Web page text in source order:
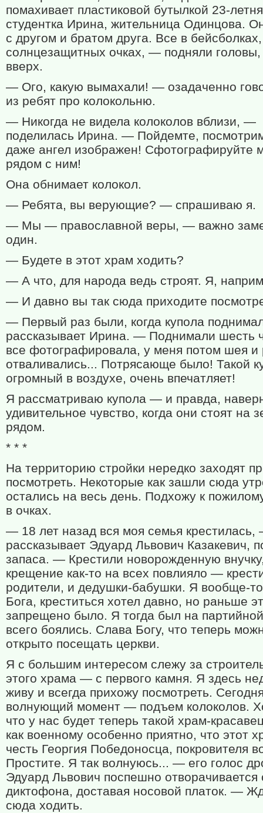
помахивает пластиковой бутылкой 23-
студентка Ирина, жительница Одинцова.
с другом и братом друга. Все в
солнцезащитных очках, — подняли головы,
вверх.
— Ого, какую вымахали! — озадаченно
из ребят про колокольню.
— Никогда не видела колоколов вблизи, —
поделилась Ирина. — Пойдемте,
даже ангел изображен! Сфотографируйте
рядом с ним!
Она обнимает колокол.
— Ребята, вы верующие? — спрашиваю я.
— Мы — православной веры, — важно
один.
— Будете в этот храм ходить?
— А что, для народа ведь строят. Я,
— И давно вы так сюда приходите
— Первый раз были, когда купола
рассказывает Ирина. — Поднимали шесть
все фотографировала, у меня потом шея и
отваливались... Потрясающе было! Такой
огромный в воздухе, очень впечатляет!
Я рассматриваю купола — и правда,
удивительное чувство, когда они стоят на
рядом.
* * *
На территорию стройки нередко заходят
посмотреть. Некоторые как зашли сюда
остались на весь день. Подхожу к
в очках.
— 18 лет назад вся моя семья крестилась,
рассказывает Эдуард Львович Казакевич,
запаса. — Крестили новорожденную
крещение как-то на всех повлияло —
родители, и дедушки-бабушки. Я вообще-
Бога, креститься хотел давно, но раньше
запрещено было. Я тогда был на
всего боялись. Слава Богу, что теперь
открыто посещать церкви.
Я с большим интересом слежу за
этого храма — с первого камня. Я здесь
живу и всегда прихожу посмотреть.
волнующий момент — подъем колоколов.
что у нас будет теперь такой храм-
как военному особенно приятно, что этот
честь Георгия Победоносца, покровителя
Простите. Я так волнуюсь... — его голос
Эдуард Львович поспешно отворачивается
диктофона, доставая носовой платок. —
сюда ходить.